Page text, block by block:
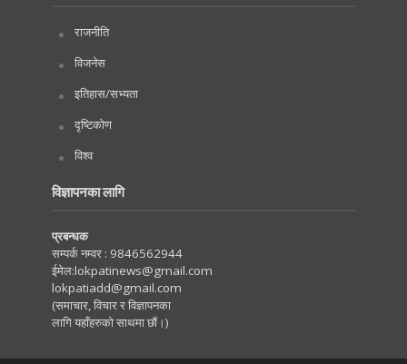
राजनीति
विजनेस
इतिहास/सभ्यता
दृष्टिकोण
विश्व
विज्ञापनका लागि
प्रबन्धक
सम्पर्क नम्वर : 9846562944
ईमेल:lokpatinews@gmail.com
lokpatiadd@gmail.com
(समाचार, विचार र विज्ञापनका
लागि यहाँहरुको साथमा छौं।)